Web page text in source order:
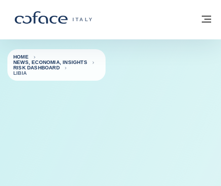
COFACE FOR TRADE - GROUP WEBSITE
ITALY
Torna alla Homepage
HOME
NEWS, ECONOMIA, INSIGHTS
RISK DASHBOARD
LIBIA